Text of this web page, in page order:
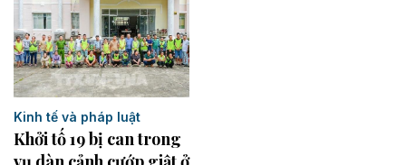
Kinh tế và pháp luật
Khởi tố 19 bị can trong